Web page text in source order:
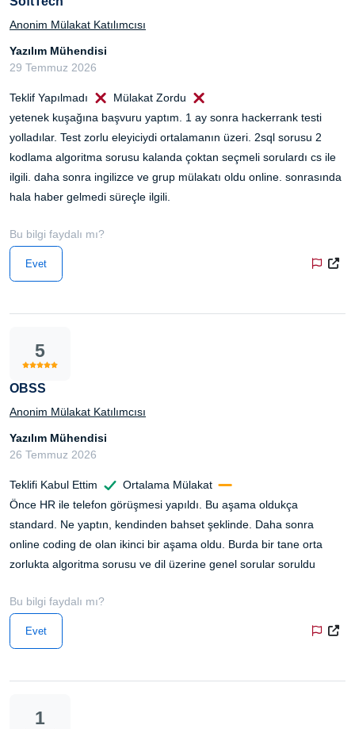
Anonim Mülakat Katılımcısı
Yazılım Mühendisi
29 Temmuz 2026
Teklif Yapılmadı
Mülakat Zordu
yetenek kuşağına başvuru yaptım. 1 ay sonra hackerrank testi
yolladılar. Test zorlu eleyiciydi ortalamanın üzeri. 2sql sorusu 2
kodlama algoritma sorusu kalanda çoktan seçmeli sorulardı cs ile
ilgili. daha sonra ingilizce ve grup mülakatı oldu online. sonrasında
hala haber gelmedi süreçle ilgili.
Bu bilgi faydalı mı?
Evet
5
OBSS
Anonim Mülakat Katılımcısı
Yazılım Mühendisi
26 Temmuz 2026
Teklifi Kabul Ettim
Ortalama Mülakat
Önce HR ile telefon görüşmesi yapıldı. Bu aşama oldukça
standard. Ne yaptın, kendinden bahset şeklinde. Daha sonra
online coding de olan ikinci bir aşama oldu. Burda bir tane orta
zorlukta algoritma sorusu ve dil üzerine genel sorular soruldu
Bu bilgi faydalı mı?
Evet
1